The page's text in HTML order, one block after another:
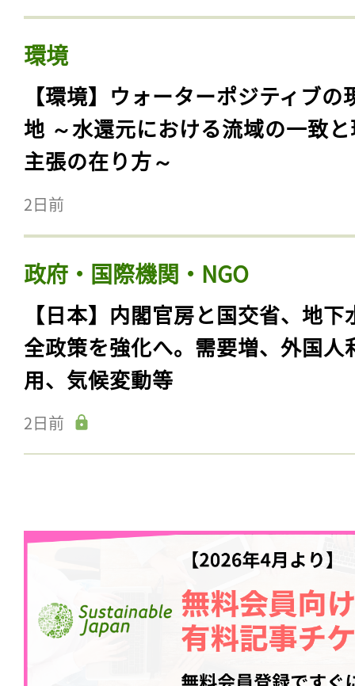
環境
【環境】ウォーターポジティブの
地 ～水還元における流域の一致
主張の在り方～
2日前
政府・国際機関・NGO
【日本】内閣官房と国交省、地下
全政策を強化へ。需要増、外国人
用、気候変動等
2日前